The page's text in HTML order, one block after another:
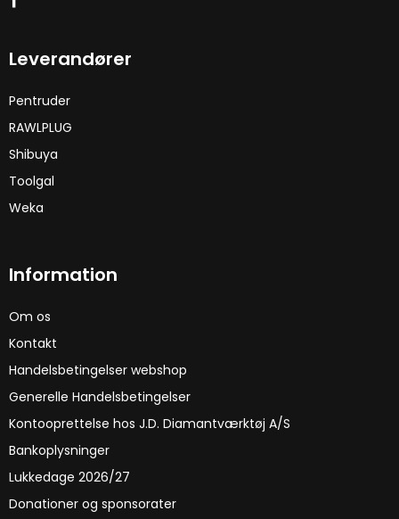
Leverandører
Pentruder
RAWLPLUG
Shibuya
Toolgal
Weka
Information
Om os
Kontakt
Handelsbetingelser webshop
Generelle Handelsbetingelser
Kontooprettelse hos J.D. Diamantværktøj A/S
Bankoplysninger
Lukkedage 2026/27
Donationer og sponsorater